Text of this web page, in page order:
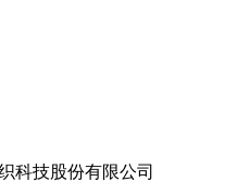
科技股份有限公司